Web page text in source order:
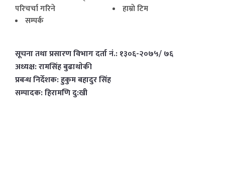
परिचर्चा गरिने
हाम्राे टिम
सम्पर्क
सूचना तथा प्रसारण विभाग दर्ता नं.: १३०६-२०७५/ ७६
अध्यक्ष: रामसिंह बुढाथाेकी
प्रबन्ध निर्देशक: हुकुम बहादुर सिंह
सम्पादक: हिरामणि दु:खी